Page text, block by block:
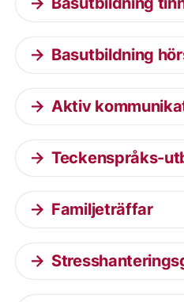
Basutbildning
Aktiv
Teckenspråks-
Familjeträffar